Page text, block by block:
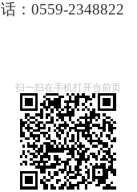
话： 0559-2348822
扫一扫在手机打开当前页